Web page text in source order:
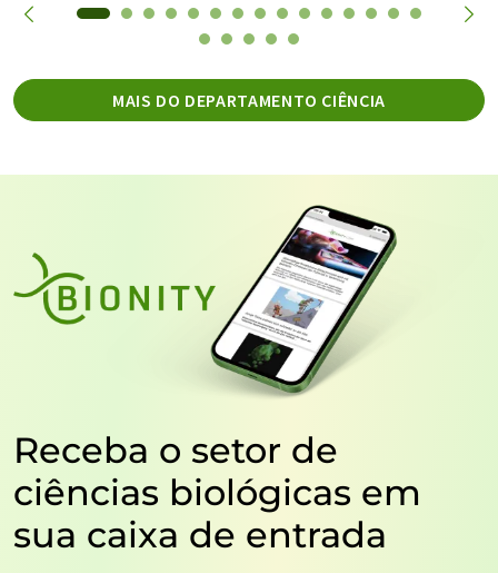
MAIS DO DEPARTAMENTO CIÊNCIA
Receba o setor de
ciências biológicas em
sua caixa de entrada